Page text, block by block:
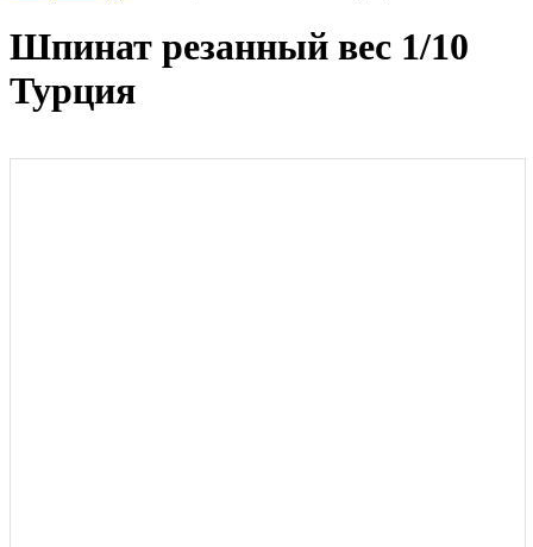
Шпинат резанный вес 1/10
Турция